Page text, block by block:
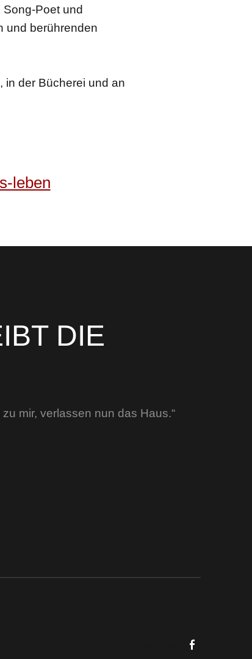
Poet und
und berührenden
in der Bücherei und an
leben
DIE
mir, verlassen nun das Haus.“